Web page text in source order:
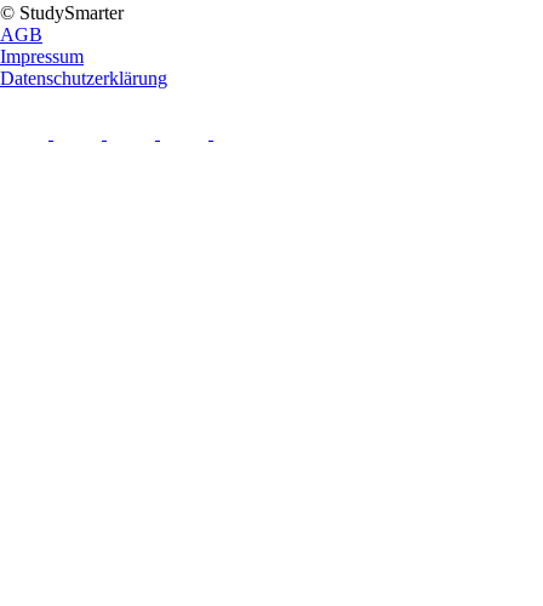
© StudySmarter
AGB
Impressum
Datenschutzerklärung